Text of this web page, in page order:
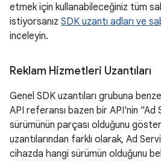
etmek için kullanabileceğiniz tüm
istiyorsanız SDK uzantı adları ve
inceleyin.
Reklam Hizmetleri Uzantıları
Genel SDK uzantıları grubuna
API referansı bazen bir API'nin
sürümünün parçası olduğunu
uzantılarından farklı olarak, Ad
cihazda hangi sürümün olduğunu